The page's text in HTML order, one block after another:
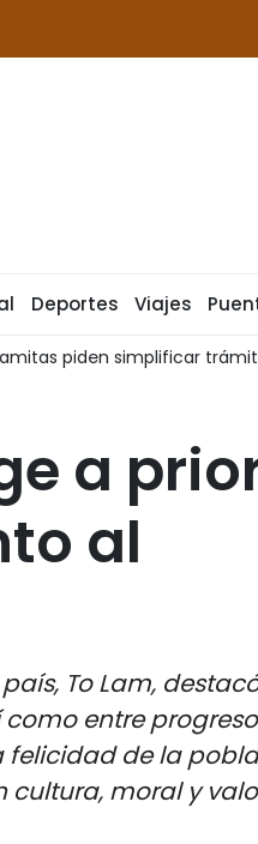
Deportes Viajes
de Vietnam debate
a
al
To Lam,
entre
de la
cultura, moral y